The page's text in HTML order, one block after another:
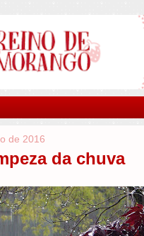
de 2016
da chuva